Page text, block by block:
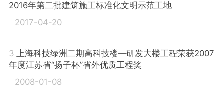
2016年第二批建筑施工标准化文明示范工地
2017-04-20
3
上海科技绿洲二期高科技楼—研发大楼工程荣获2007
年度江苏省“扬子杯”省外优质工程奖
2008-01-08